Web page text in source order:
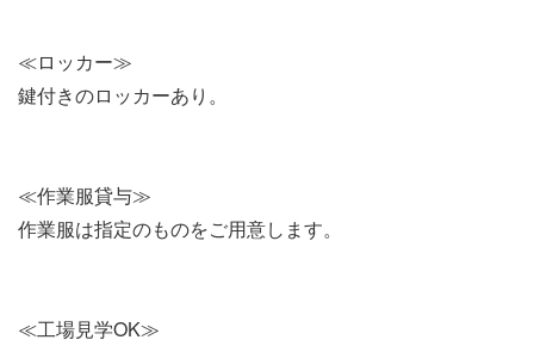
≪ロッカー≫
鍵付きのロッカーあり。
≪作業服貸与≫
作業服は指定のものをご用意します。
≪工場見学OK≫